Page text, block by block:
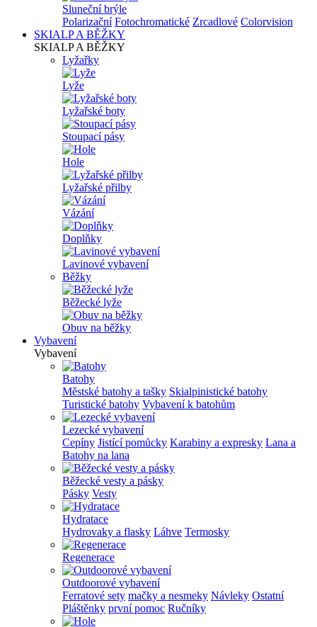
Sluneční brýle
Polarizační Fotochromatické Zrcadlové Colorvision
SKIALP A BĚŽKY
SKIALP A BĚŽKY
Lyžařky
Lyže
Lyžařské boty
Stoupací pásy
Hole
Lyžařské přilby
Vázání
Doplňky
Lavinové vybavení
Běžky
Běžecké lyže
Obuv na běžky
Vybavení
Vybavení
Batohy
Městské batohy a tašky Skialpinistické batohy
Turistické batohy Vybavení k batohům
Lezecké vybavení
Cepíny Jistící pomůcky Karabiny a expresky Lana a
Batohy na lana
Běžecké vesty a pásky
Pásky Vesty
Hydratace
Hydrovaky a flasky Láhve Termosky
Regenerace
Outdoorové vybavení
Ferratové sety mačky a nesmeky Návleky Ostatní
Pláštěnky první pomoc Ručníky